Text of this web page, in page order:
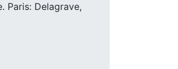
Paris: Delagrave,